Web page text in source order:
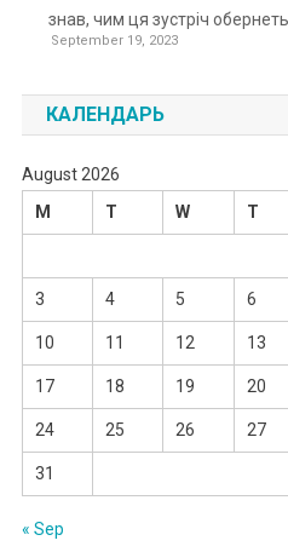
знав, чим ця зустріч
September 19, 2023
КАЛЕНДАРЬ
August 2026
M
T W T
3 4 5 6
10 11 12 13
17 18 19 20
24 25 26 27
31
« Sep